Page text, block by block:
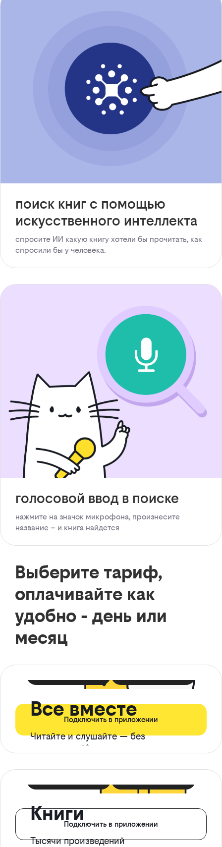
поиск книг с помощью
искусственного интеллекта
спросите ИИ какую книгу хотели бы прочитать, как
спросили бы у человека.
голосовой ввод в поиске
нажмите на значок микрофона, произнесите
название – и книга найдется
Выберите тариф,
оплачивайте как
удобно - день или
месяц
Все вместе
Читайте и слушайте — без
ограничений*
Подключить в приложении
Книги
Тысячи произведений
Подключить в приложении